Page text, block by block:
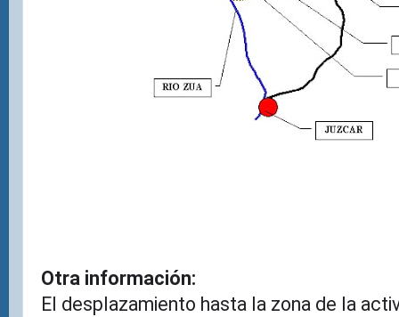
Otra información:
El desplazamiento hasta la zona de la